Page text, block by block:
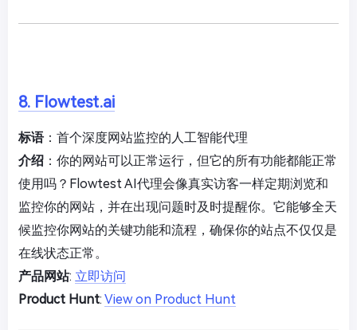
8. Flowtest.ai
标语：首个深度网站监控的人工智能代理
介绍 ：你的网站可以正常运行，但它的所有功能都能正常
使用吗？Flowtest AI代理会像真实访客一样定期浏览和
监控你的网站，并在出现问题时及时提醒你。它能够全天
候监控你网站的关键功能和流程，确保你的站点不仅仅是
在线状态正常。
产品网站: 立即访问
Product Hunt: View on Product Hunt